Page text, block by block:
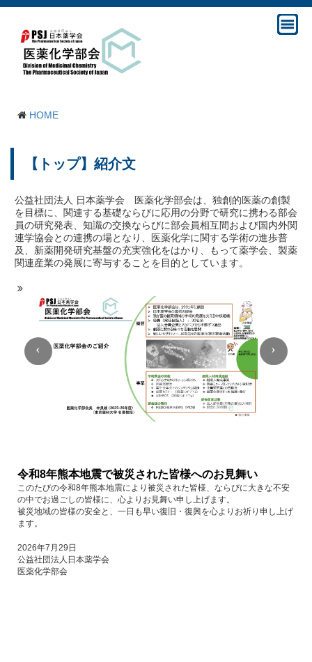
HOME
【トップ】紹介文
公益社団法人 日本薬学会 医薬化学部会は、独創的医薬の創製
を目標に、関連する基礎ならびに応用の分野で研究に携わる部会
員の研究発表、知識の交換ならびに部会員相互間および国内外関
連学協会との連携の場となり、医薬化学に関する学術の進歩普
及、新薬開発研究基盤の充実強化をはかり、もって薬学会、製薬
関連産業の発展に寄与することを目的としています。
令和8年熊本地震で被災された皆様へのお見舞い
このたびの令和8年熊本地震により被災された皆様、ならびに大きな不安
の中でお過ごしの皆様に、心よりお見舞い申し上げます。
被災地域の皆様の安全と、一日も早い復旧・復興を心よりお祈り申し上げ
ます。
2026年7月29日
公益社団法人日本薬学会
医薬化学部会